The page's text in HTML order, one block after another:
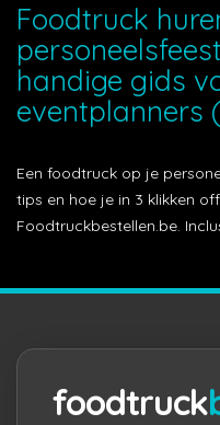
Foodtruck
handige gids
eventplanners
Een foodtruck op je
tips en hoe je in 3 klikken
Foodtruckbestellen.be.
foodtruck